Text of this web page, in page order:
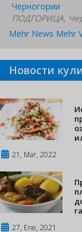
Черногории
ПОДГОРИЦА,
Mehr News Mehr
Новости
21, Mar, 2022
27, Ene, 2021